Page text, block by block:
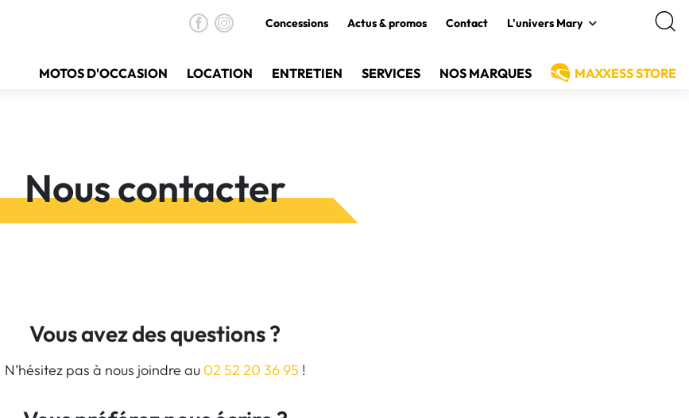
Concessions Actus & promos Contact L'univers Mary
MOTOS D'OCCASION LOCATION ENTRETIEN SERVICES NOS MARQUES MAXXESS STORE
Nous contacter
Vous avez des questions ?
N’hésitez pas à nous joindre au 02 52 20 36 95 !